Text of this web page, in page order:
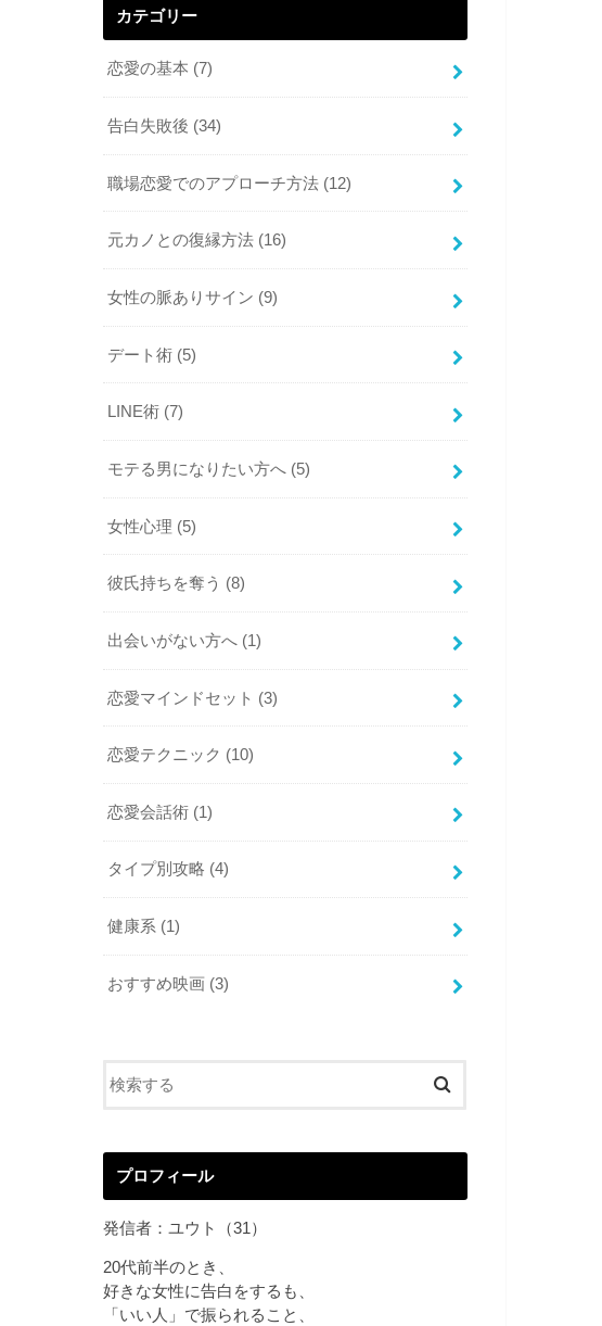
カテゴリー
恋愛の基本 (7)
告白失敗後 (34)
職場恋愛でのアプローチ方法 (12)
元カノとの復縁方法 (16)
女性の脈ありサイン (9)
デート術 (5)
LINE術 (7)
モテる男になりたい方へ (5)
女性心理 (5)
彼氏持ちを奪う (8)
出会いがない方へ (1)
恋愛マインドセット (3)
恋愛テクニック (10)
恋愛会話術 (1)
タイプ別攻略 (4)
健康系 (1)
おすすめ映画 (3)
プロフィール
発信者：ユウト（31）
20代前半のとき、
好きな女性に告白をするも、
「いい人」で振られること、